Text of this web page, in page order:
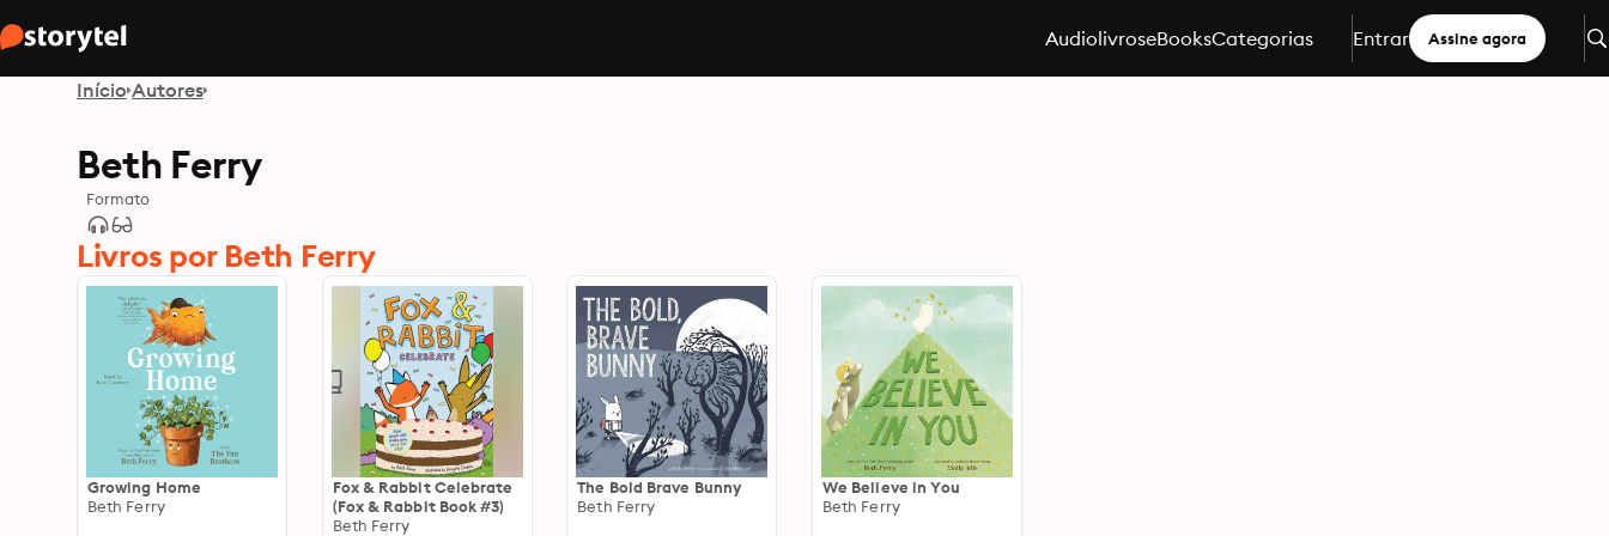
AudiolivroseBooksCategorias Entrar Assine agora
Início Autores
Beth Ferry
Formato
Livros por Beth Ferry
Growing Home
Beth Ferry
Fox & Rabbit Celebrate
(Fox & Rabbit Book #3)
Beth Ferry
The Bold Brave Bunny
Beth Ferry
We Believe in You
Beth Ferry